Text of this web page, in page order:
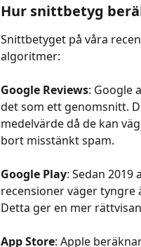
Hur snittbetyg
Snittbetyget på våra
algoritmer:
Google Reviews: Google
det som ett genomsnitt.
medelvärde då de kan
bort misstänkt spam.
Google Play: Sedan
recensioner väger
Detta ger en mer
App Store: Apple